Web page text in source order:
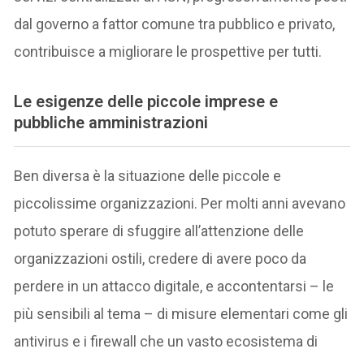
dal governo a fattor comune tra pubblico e privato,
contribuisce a migliorare le prospettive per tutti.
Le esigenze delle piccole imprese e
pubbliche amministrazioni
Ben diversa è la situazione delle piccole e
piccolissime organizzazioni. Per molti anni avevano
potuto sperare di sfuggire all’attenzione delle
organizzazioni ostili, credere di avere poco da
perdere in un attacco digitale, e accontentarsi – le
più sensibili al tema – di misure elementari come gli
antivirus e i firewall che un vasto ecosistema di